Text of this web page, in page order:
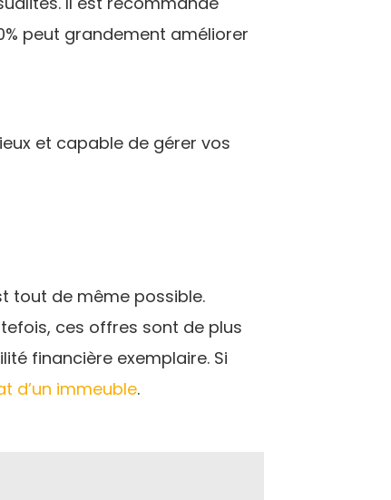
peut grandement améliorer
et capable de gérer vos
tout de même possible.
ces offres sont de plus
financière exemplaire. Si
d’un immeuble.